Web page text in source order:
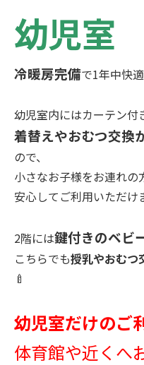
幼児室
冷暖房完備で1年中快
幼児室内にはカーテン付
着替えやおむつ交換
ので、
小さなお子様をお連れの
安心してご利用いただけ
2階には鍵付きのベビ
こちらでも授乳やおむつ
🍼
幼児室だけのご
体育館や近くへ